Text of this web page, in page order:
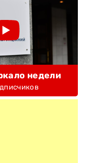
недели